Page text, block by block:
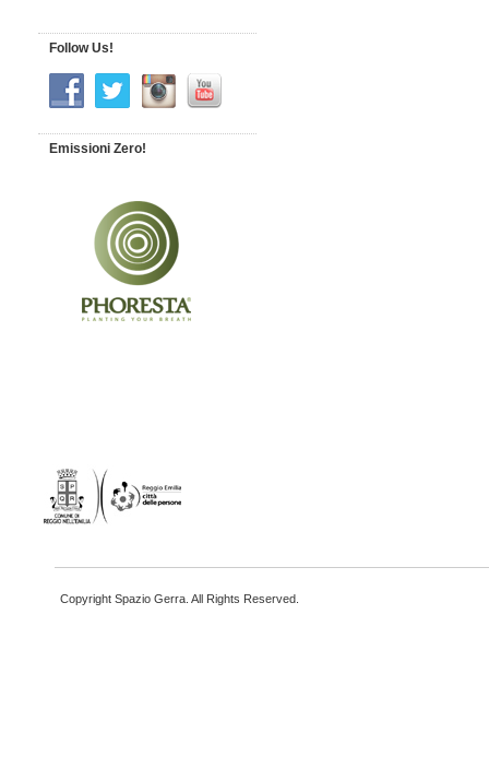
Follow Us!
Emissioni Zero!
Copyright Spazio Gerra. All Rights Reserved.